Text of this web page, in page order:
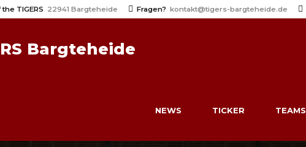
TIGERS 22941 Bargteheide Fragen? kontakt@tigers-bargteheide.de
Bargteheide
NEWS TICKER TEAMS